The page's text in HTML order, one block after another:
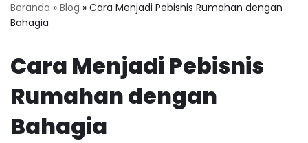
Beranda » Blog » Cara Menjadi Pebisnis Rumahan dengan
Bahagia
Cara Menjadi Pebisnis
Rumahan dengan
Bahagia